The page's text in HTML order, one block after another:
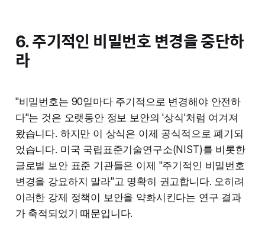
6. 주기적인 비밀번호 변경을 중단하
라
"비밀번호는 90일마다 주기적으로 변경해야 안전하
다"는 것은 오랫동안 정보 보안의 '상식'처럼 여겨져
왔습니다. 하지만 이 상식은 이제 공식적으로 폐기되
었습니다. 미국 국립표준기술연구소(NIST)를 비롯한
글로벌 보안 표준 기관들은 이제 "주기적인 비밀번호
변경을 강요하지 말라"고 명확히 권고합니다. 오히려
이러한 강제 정책이 보안을 약화시킨다는 연구 결과
가 축적되었기 때문입니다.